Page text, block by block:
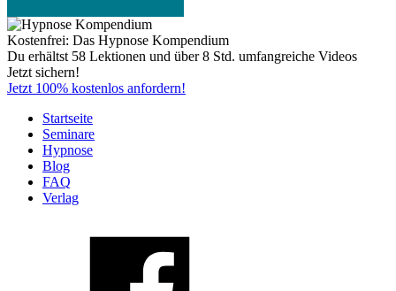
Kostenfrei: Das Hypnose Kompendium
Du erhältst 58 Lektionen und über 8 Std. umfangreiche Videos
Jetzt sichern!
Jetzt 100% kostenlos anfordern!
Startseite
Seminare
Hypnose
Blog
FAQ
Verlag